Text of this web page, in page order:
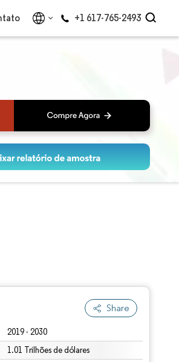
+1 617-765-2493
Share
2019 - 2030
1.01 Trilhões de dólares